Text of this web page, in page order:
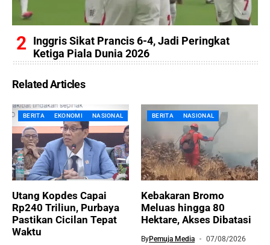
Inggris Sikat Prancis 6-4, Jadi Peringkat
Ketiga Piala Dunia 2026
Related Articles
BERITA EKONOMI NASIONAL
Utang Kopdes Capai
Rp240 Triliun, Purbaya
Pastikan Cicilan Tepat
Waktu
BERITA NASIONAL
Kebakaran Bromo
Meluas hingga 80
Hektare, Akses Dibatasi
ByPemuja Media 07/08/2026